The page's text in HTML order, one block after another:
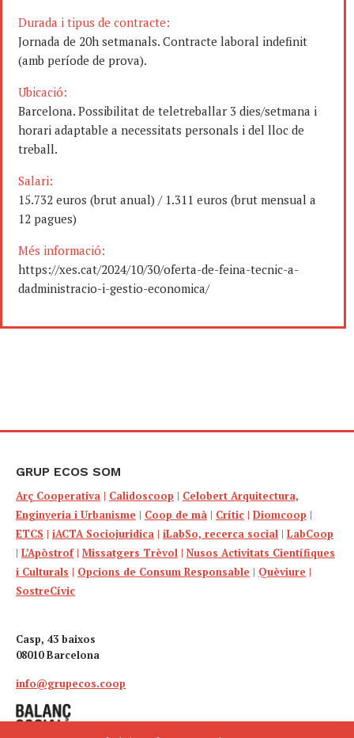
Durada i tipus de contracte:
Jornada de 20h setmanals. Contracte laboral indefinit
(amb període de prova).
Ubicació:
Barcelona. Possibilitat de teletreballar 3 dies/setmana i
horari adaptable a necessitats personals i del lloc de
treball.
Salari:
15.732 euros (brut anual) / 1.311 euros (brut mensual a
12 pagues)
Més informació:
https://xes.cat/2024/10/30/oferta-de-feina-tecnic-a-
dadministracio-i-gestio-economica/
GRUP ECOS SOM
Arç Cooperativa | Calidoscoop | Celobert Arquitectura,
Enginyeria i Urbanisme | Coop de mà | Crític | Diomcoop |
ETCS | iACTA Sociojuridica | iLabSo, recerca social | LabCoop
| L’Apòstrof| Missatgers Trèvol | Nusos Activitats Científiques
i Culturals | Opcions de Consum Responsable | Quèviure |
SostreCívic
Casp, 43 baixos
08010 Barcelona
info@grupecos.coop